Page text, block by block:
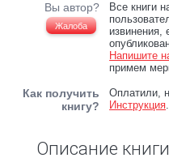
Вы автор?
Жалоба
Все книги
извинения,
Напишите
примем
Как получить
книгу?
Оплатили,
Инструкция.
Описание